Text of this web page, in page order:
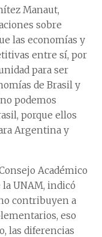
Manaut,
sobre
las economías y
entre sí, por
para ser
de Brasil y
podemos
porque ellos
Argentina y
Académico
la UNAM, indicó
contribuyen a
eso
las diferencias